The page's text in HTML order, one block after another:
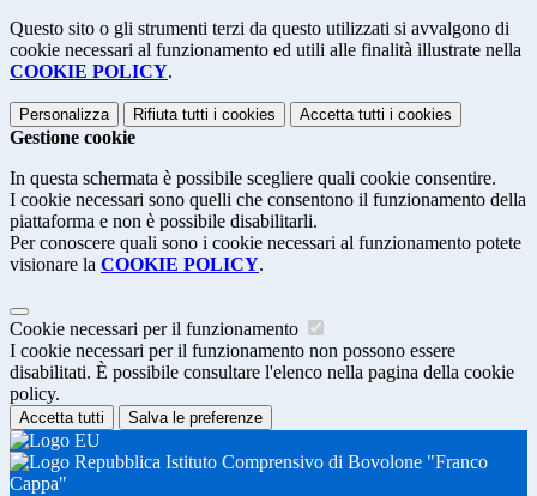
Questo sito o gli strumenti terzi da questo utilizzati si avvalgono di
cookie necessari al funzionamento ed utili alle finalità illustrate nella
COOKIE POLICY.
Personalizza Rifiuta tutti i cookies Accetta tutti i cookies
Gestione cookie
In questa schermata è possibile scegliere quali cookie consentire.
I cookie necessari sono quelli che consentono il funzionamento della
piattaforma e non è possibile disabilitarli.
Per conoscere quali sono i cookie necessari al funzionamento potete
visionare la COOKIE POLICY.
Cookie necessari per il funzionamento
I cookie necessari per il funzionamento non possono essere
disabilitati. È possibile consultare l'elenco nella pagina della cookie
policy.
Accetta tutti Salva le preferenze
Istituto Comprensivo di Bovolone "Franco
Cappa"